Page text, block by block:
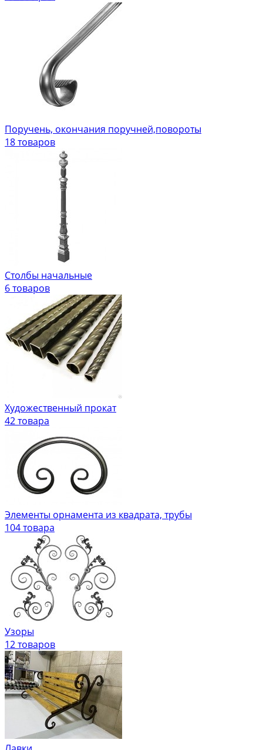
Поручень, окончания поручней,повороты
18 товаров
Столбы начальные
6 товаров
Художественный прокат
42 товара
Элементы орнамента из квадрата, трубы
104 товара
Узоры
12 товаров